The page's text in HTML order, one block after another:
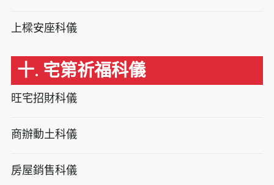
上樑安座科儀
十. 宅第祈福科儀
旺宅招財科儀
商辦動土科儀
房屋銷售科儀